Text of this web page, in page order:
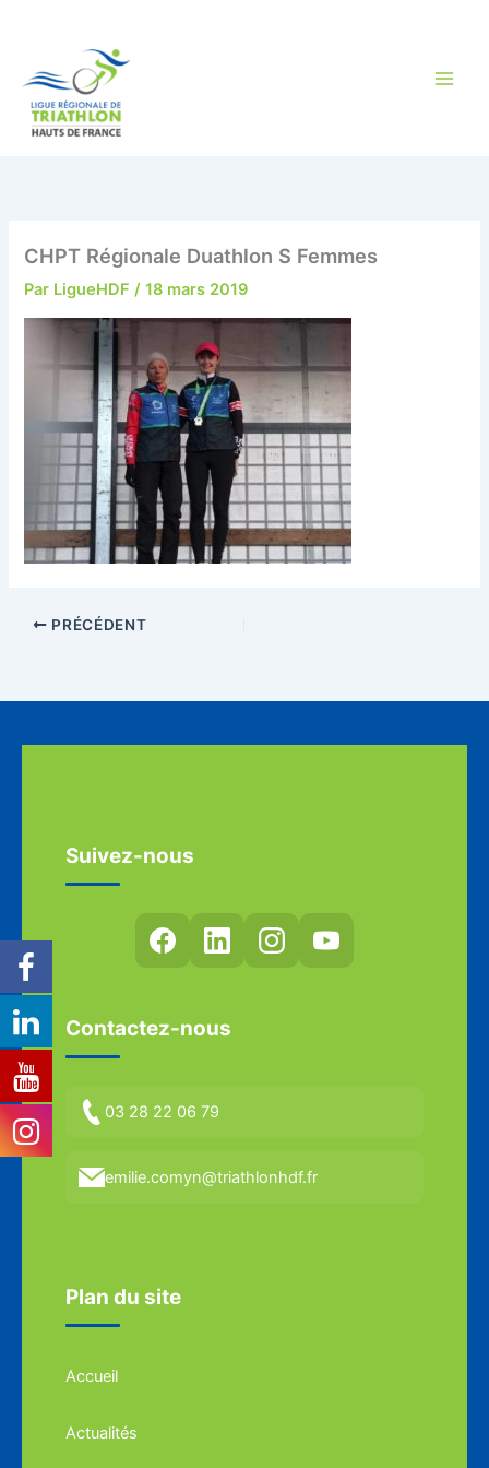
CHPT Régionale Duathlon S Femmes
Par LigueHDF/18 mars 2019
PRÉCÉDENT
Suivez-nous
Contactez-nous
03 28 22 06 79
emilie.comyn@triathlonhdf.fr
Plan du site
Accueil
Actualités